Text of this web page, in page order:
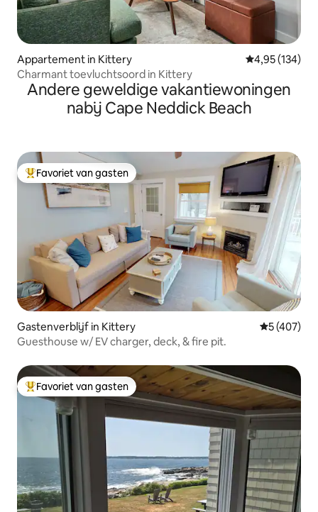
Appartement in Kittery Gemiddelde
4,95 (134)
Charmant toevluchtsoord in Kittery
Andere geweldige vakantiewoningen
nabij Cape Neddick Beach
Topfavoriet van gasten
Favoriet van gasten
Gastenverblijf in Kittery
5 (407)
Guesthouse w/ EV charger, deck, & fire pit.
Topfavoriet van gasten
Favoriet van gasten